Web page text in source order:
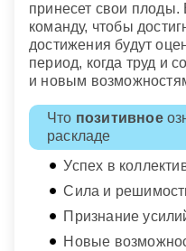
принесет свои плоды.
команду, чтобы
достижения будут
период, когда труд и
и новым
Что позитивное
раскладе
Успех в
Сила и
Признание
Новые